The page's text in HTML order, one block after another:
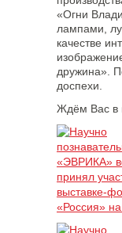
«Огни
лампами,
качестве
дружина».
доспехи.
Ждём Вас в